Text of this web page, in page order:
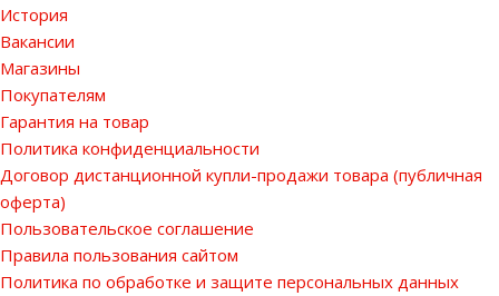
История
Вакансии
Магазины
Покупателям
Гарантия на товар
Политика конфиденциальности
Договор дистанционной купли-продажи товара (публичная
оферта)
Пользовательское соглашение
Правила пользования сайтом
Политика по обработке и защите персональных данных